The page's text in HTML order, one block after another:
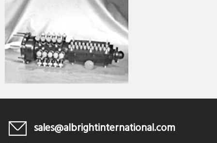
sales@albrightinternational.com